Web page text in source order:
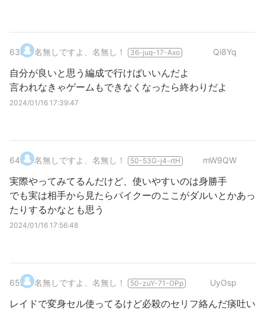
63. 名無しですよ、名無し！ 36-juq-17-Axo Qi8Yq
自分が良いと思う編成で行けばいいんだよ
言われなきゃゲームもできなくなったら終わりだよ
2024/01/16 17:39:47
64. 名無しですよ、名無し！ 50-53G-j4-rtH mW9QW
実際やってみてるんだけど、使いやすいのは身勝手
でも実は相手から見たらパイクーのここがダルいとかあっ
たりするかなとも思う
2024/01/16 17:56:48
65. 名無しですよ、名無し！ 50-zuY-71-OPp UyOsp
レイドで変身セル使ってるけど必殺のセリフ絡んだ痰吐い